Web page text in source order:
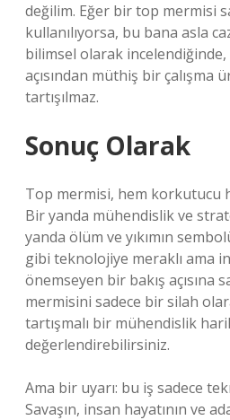
değilim. Eğer bir top mermisi
kullanılıyorsa, bu bana asla
bilimsel olarak
açısından müthiş bir çalışma
tartışılmaz.
Sonuç Olarak
Top mermisi, hem korkutucu
Bir yanda mühendislik ve
yanda ölüm ve yıkımın
gibi teknolojiye meraklı ama
önemseyen bir bakış açısına
mermisini sadece bir silah
tartışmalı bir mühendislik
değerlendirebilirsiniz.
Ama bir uyarı: bu iş sadece
Savaşın, insan hayatının ve